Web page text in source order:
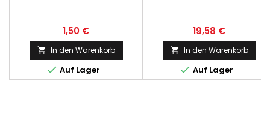
1,50 €
 In den Warenkorb
 Auf Lager
19,58 €
 In den Warenkorb
 Auf Lager